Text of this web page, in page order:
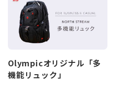
Olympicオリジナル「多
機能リュック」